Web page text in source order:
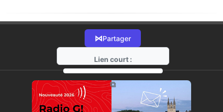
⋈Partager
Lien court :
https://radio-g.fr?14635
⧉